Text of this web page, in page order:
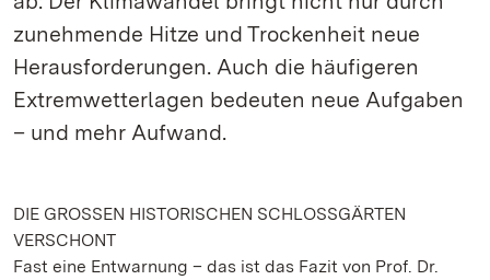
zunehmende Hitze und Trockenheit neue
Herausforderungen. Auch die häufigeren
Extremwetterlagen bedeuten neue Aufgaben
– und mehr Aufwand.
DIE GROSSEN HISTORISCHEN SCHLOSSGÄRTEN
VERSCHONT
Fast eine Entwarnung – das ist das Fazit von Prof. Dr.